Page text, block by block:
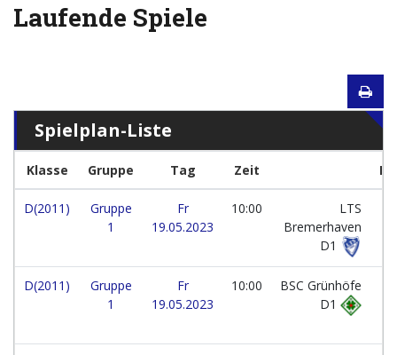
Laufende Spiele
Spielplan-Liste
Klasse Gruppe Tag Zeit
D(2011)
Gruppe
1
Fr
19.05.2023
10:00
LTS
Bremerhaven
D1
D(2011)
Gruppe
1
Fr
19.05.2023
10:00
BSC Grünhöfe
D1